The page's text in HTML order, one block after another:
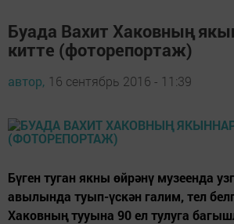
Буада Вахит Хаковның
китте (фоторепортаж)
автор, 16 сентябрь 2016 - 11:39
Бүген туган якны өйрәнү музеенда
авылында туып-үскән галим, тел
Хаковның тууына 90 ел тулуга